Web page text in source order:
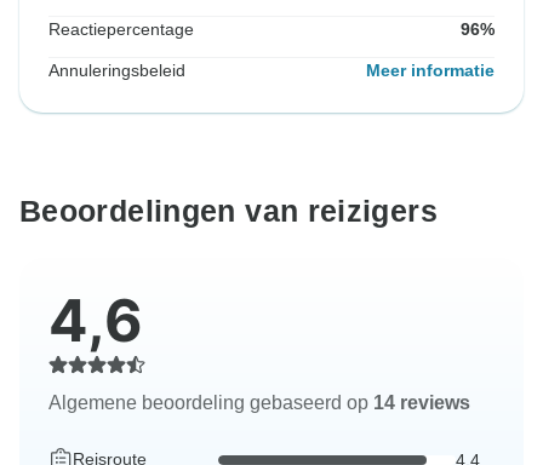
Reactiepercentage 96%
Annuleringsbeleid Meer informatie
Beoordelingen van reizigers
4,6
Algemene beoordeling gebaseerd op 14 reviews
Reisroute 4,4